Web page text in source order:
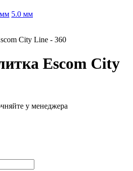
5.0 мм
City Line - 360
Escom City
у менеджера